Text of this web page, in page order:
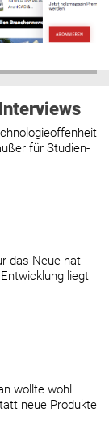
für Studien-
das Neue hat
liegt
wollte wohl
neue Produkte